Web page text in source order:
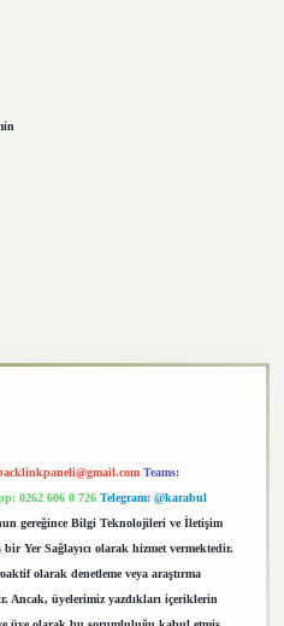
Teams:
0262 606 0 726 Telegram: @karabul
gereğince Bilgi Teknolojileri ve İletişim
Yer Sağlayıcı olarak hizmet vermektedir.
olarak denetleme veya araştırma
Ancak, üyelerimiz yazdıkları içeriklerin